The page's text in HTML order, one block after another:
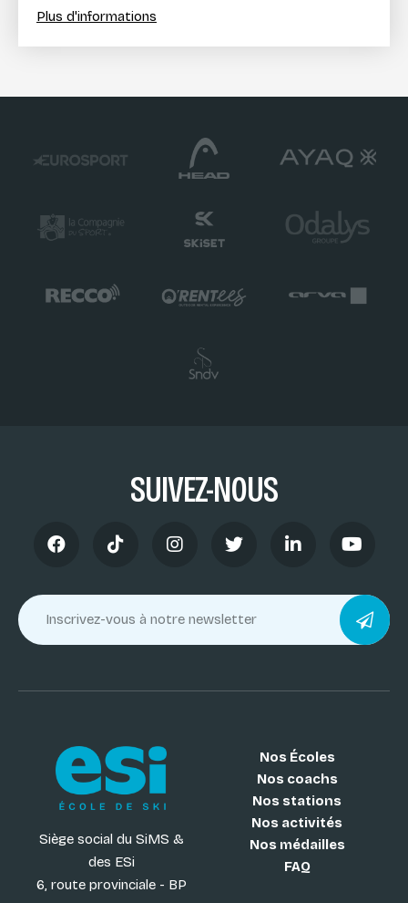
Plus d'informations
SUIVEZ-NOUS
Siège social du SiMS &
des ESi
6, route provinciale - BP
Nos Écoles
Nos coachs
Nos stations
Nos activités
Nos médailles
FAQ